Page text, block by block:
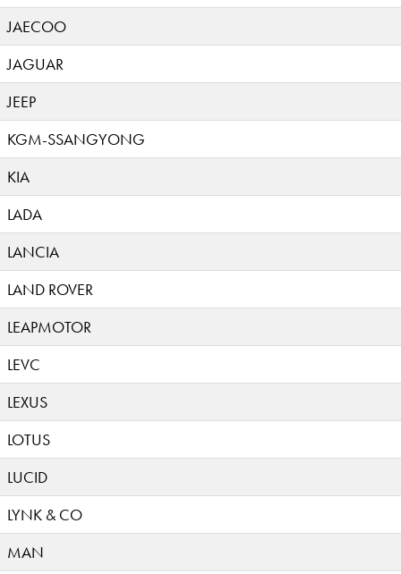
JAECOO
JAGUAR
JEEP
KGM-SSANGYONG
KIA
LADA
LANCIA
LAND ROVER
LEAPMOTOR
LEVC
LEXUS
LOTUS
LUCID
LYNK & CO
MAN